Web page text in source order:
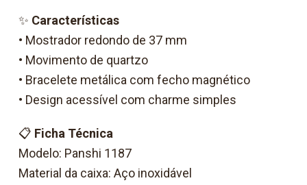
✨ Características
• Mostrador redondo de 37 mm
• Movimento de quartzo
• Bracelete metálica com fecho magnético
• Design acessível com charme simples
📋 Ficha Técnica
Modelo: Panshi 1187
Material da caixa: Aço inoxidável